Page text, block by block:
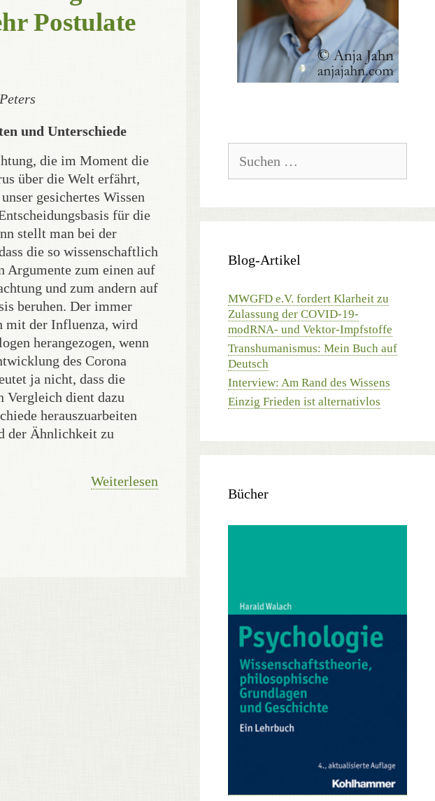
Postulate
und Unterschiede
die im Moment die
über die Welt erfährt,
gesichertes Wissen
für die
stellt man bei der
die so wissenschaftlich
Argumente zum einen auf
und zum andern auf
beruhen. Der immer
mit der Influenza, wird
herangezogen, wenn
des Corona
ja nicht, dass die
Vergleich dient dazu
herauszuarbeiten
der Ähnlichkeit zu
Weiterlesen
nach:
Blog-Artikel
MWGFD e.V. fordert Klarheit zu
Zulassung der COVID-19-
modRNA- und Vektor-Impfstoffe
Transhumanismus: Mein Buch auf
Deutsch
Interview: Am Rand des Wissens
Einzig Frieden ist alternativlos
Bücher